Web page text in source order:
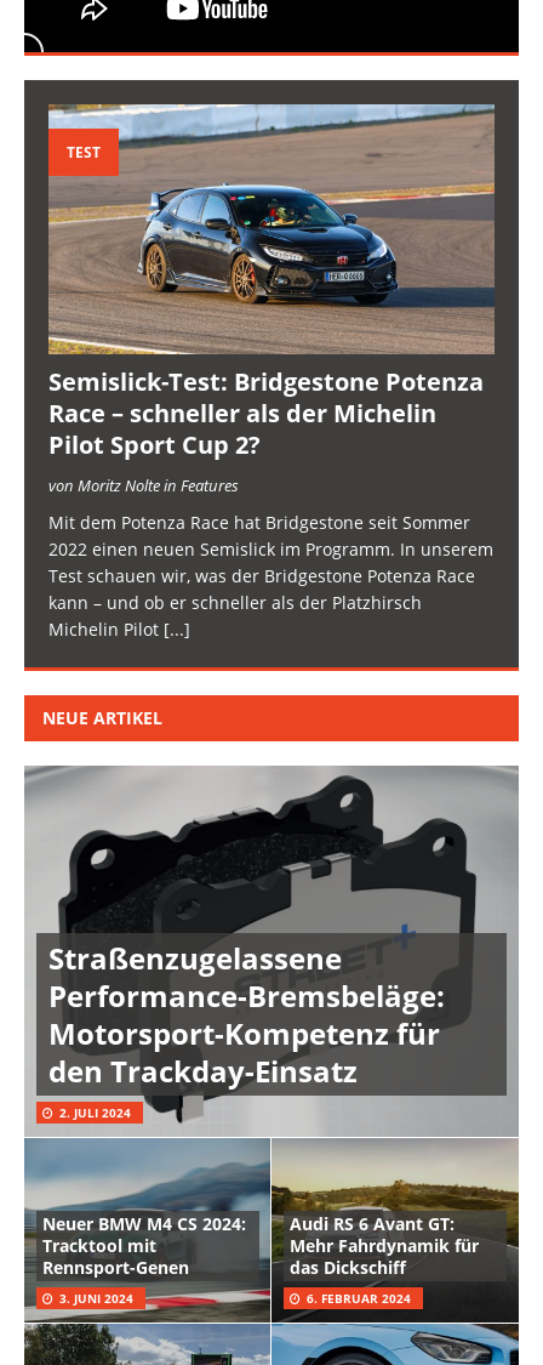
TEST
Semislick-Test: Bridgestone Potenza
Race – schneller als der Michelin
Pilot Sport Cup 2?
von Moritz Nolte in Features
Mit dem Potenza Race hat Bridgestone seit Sommer
2022 einen neuen Semislick im Programm. In unserem
Test schauen wir, was der Bridgestone Potenza Race
kann – und ob er schneller als der Platzhirsch
Michelin Pilot [...]
NEUE ARTIKEL
Straßenzugelassene
Performance-Bremsbeläge:
Motorsport-Kompetenz für
den Trackday-Einsatz
2. JULI 2024
Neuer BMW M4 CS 2024:
Tracktool mit
Rennsport-Genen
3. JUNI 2024
Audi RS 6 Avant GT:
Mehr Fahrdynamik für
das Dickschiff
6. FEBRUAR 2024